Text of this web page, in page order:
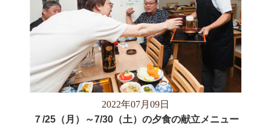
2022年07月09日
７/25（月）～7/30（土）の夕食の献立メニュー